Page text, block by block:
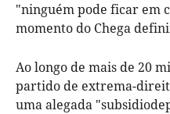
"ninguém pode ficar em
momento do Chega
Ao longo de mais de 20
partido de extrema-
uma alegada